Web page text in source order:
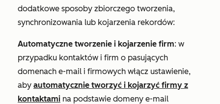
dodatkowe sposoby zbiorczego tworzenia,
synchronizowania lub kojarzenia rekordów:
Automatyczne tworzenie i kojarzenie firm: w
przypadku kontaktów i firm o pasujących
domenach e-mail i firmowych włącz ustawienie,
aby automatycznie tworzyć i kojarzyć firmy z
kontaktami na podstawie domeny e-mail